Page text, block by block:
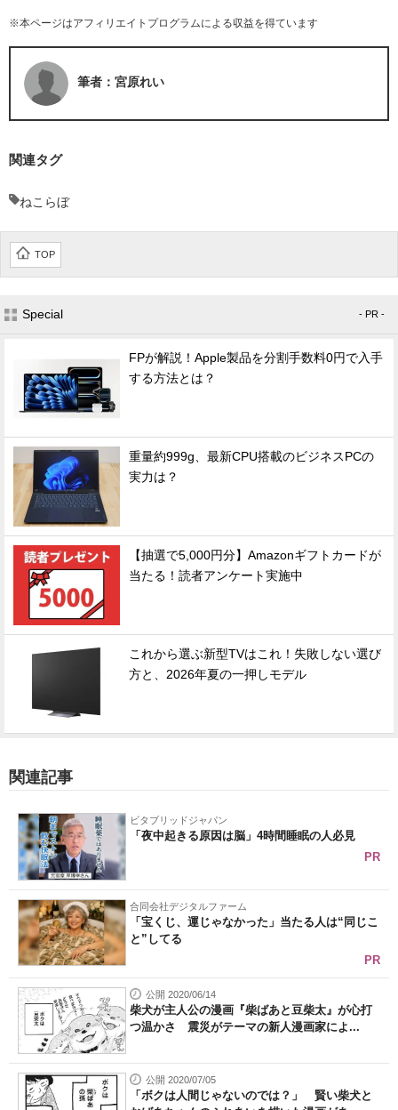
※本ページはアフィリエイトプログラムによる収益を得ています
筆者：宮原れい
関連タグ
ねこらぼ
TOP
Special - PR -
FPが解説！Apple製品を分割手数料0円で入手
する方法とは？
重量約999g、最新CPU搭載のビジネスPCの
実力は？
【抽選で5,000円分】Amazonギフトカードが
当たる！読者アンケート実施中
これから選ぶ新型TVはこれ！失敗しない選び
方と、2026年夏の一押しモデル
関連記事
ビタブリッドジャパン
「夜中起きる原因は脳」4時間睡眠の人必見
PR
合同会社デジタルファーム
「宝くじ、運じゃなかった」当たる人は“同じこ
と”してる
PR
公開 2020/06/14
柴犬が主人公の漫画『柴ばあと豆柴太』が心打
つ温かさ 震災がテーマの新人漫画家によ...
公開 2020/07/05
「ボクは人間じゃないのでは？」 賢い柴犬と